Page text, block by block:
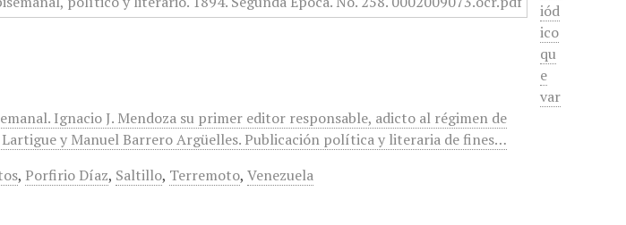
iód
ico
qu
e
var
Ignacio J. Mendoza su primer editor responsable, adicto al régimen de
y Manuel Barrero Argüelles. Publicación política y literaria de fines…
, Porfirio Díaz, Saltillo, Terremoto,Venezuela